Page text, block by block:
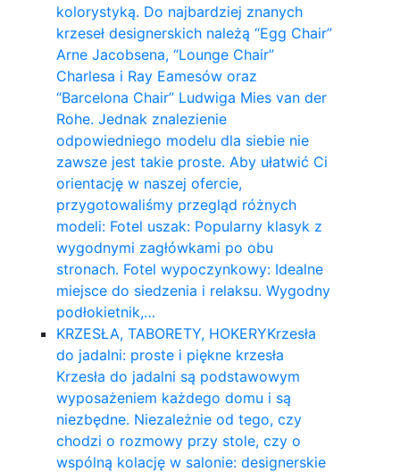
kolorystyką. Do najbardziej znanych
krzeseł designerskich należą “Egg Chair”
Arne Jacobsena, “Lounge Chair”
Charlesa i Ray Eamesów oraz
“Barcelona Chair” Ludwiga Mies van der
Rohe. Jednak znalezienie
odpowiedniego modelu dla siebie nie
zawsze jest takie proste. Aby ułatwić Ci
orientację w naszej ofercie,
przygotowaliśmy przegląd różnych
modeli: Fotel uszak: Popularny klasyk z
wygodnymi zagłówkami po obu
stronach. Fotel wypoczynkowy: Idealne
miejsce do siedzenia i relaksu. Wygodny
podłokietnik,…
KRZESŁA, TABORETY, HOKERYKrzesła
do jadalni: proste i piękne krzesła
Krzesła do jadalni są podstawowym
wyposażeniem każdego domu i są
niezbędne. Niezależnie od tego, czy
chodzi o rozmowy przy stole, czy o
wspólną kolację w salonie: designerskie